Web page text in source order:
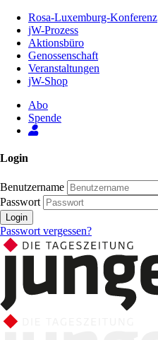
Inhalt
Seite
Rosa-Luxemburg-Konferenz
jW-Prozess
Aktionsbüro
Genossenschaft
Veranstaltungen
jW-Shop
Abo
Spende
Login
Benutzername
Passwort
Login
Passwort vergessen?